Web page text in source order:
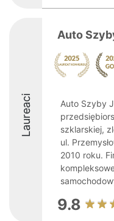
Laureaci
Auto
Auto Szyby
szklarskiej,
ul.
2010 roku.
9.8